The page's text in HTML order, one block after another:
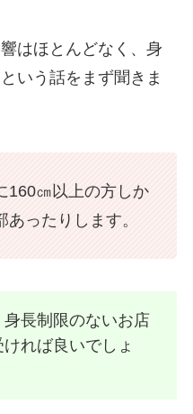
はほとんどなく、身
いう話をまず聞きま
160㎝以上の方しか
ったりします。
長制限のないお店
れば良いでしょ